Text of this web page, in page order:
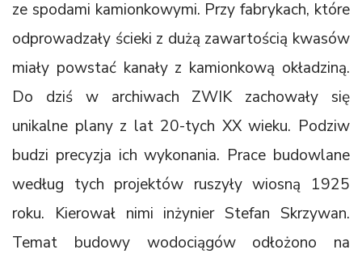
ze spodami kamionkowymi. Przy fabrykach, które
odprowadzały ścieki z dużą zawartością kwasów
miały powstać kanały z kamionkową okładziną.
Do dziś w archiwach ZWIK zachowały się
unikalne plany z lat 20-tych XX wieku. Podziw
budzi precyzja ich wykonania. Prace budowlane
według tych projektów ruszyły wiosną 1925
roku. Kierował nimi inżynier Stefan Skrzywan.
Temat budowy wodociągów odłożono na